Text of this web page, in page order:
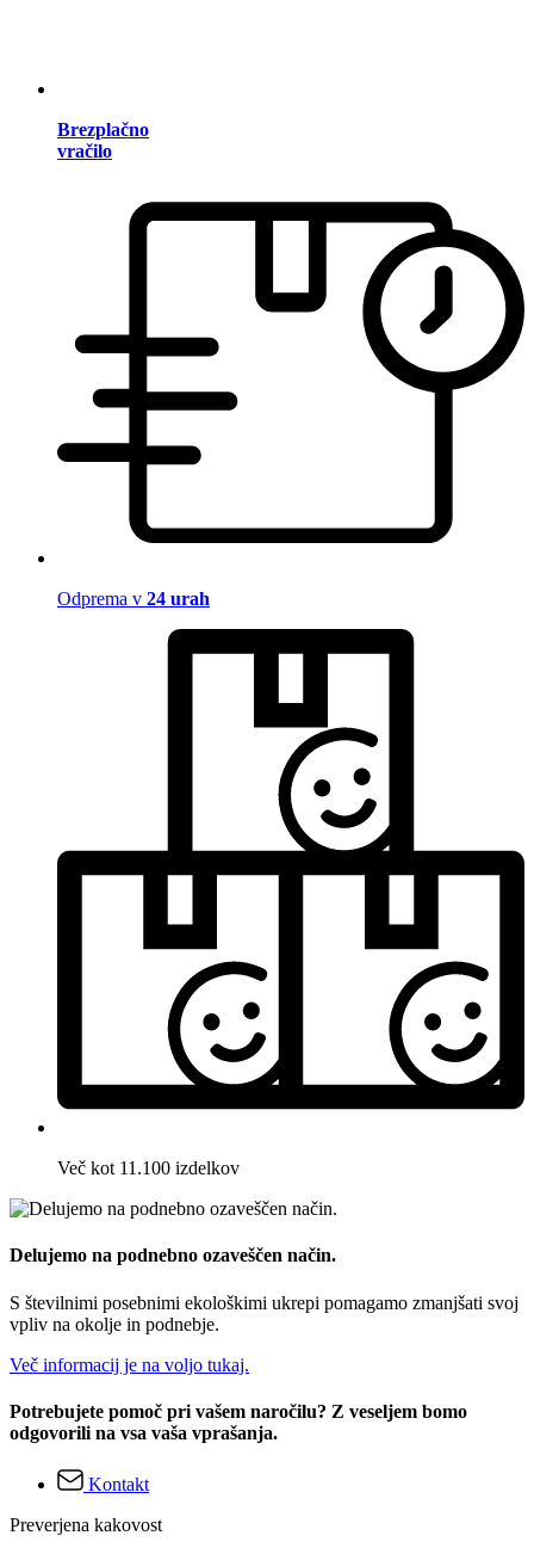
Brezplačno
vračilo
Odprema v 24 urah
Več kot 11.100 izdelkov
Delujemo na podnebno ozaveščen način.
S številnimi posebnimi ekološkimi ukrepi pomagamo zmanjšati svoj
vpliv na okolje in podnebje.
Več informacij je na voljo tukaj.
Potrebujete pomoč pri vašem naročilu? Z veseljem bomo
odgovorili na vsa vaša vprašanja.
Kontakt
Preverjena kakovost